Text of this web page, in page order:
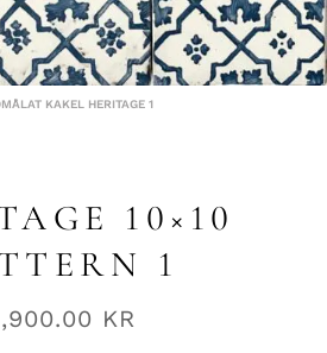
KAKEL HERITAGE 1
10×10
1
KR